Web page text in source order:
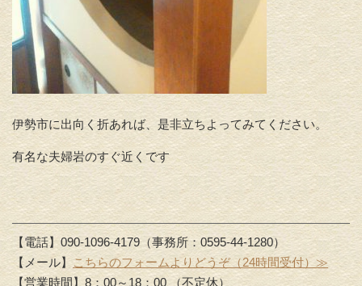
伊勢市に出向く折あれば、是非立ちよってみてください。
有名な夫婦岩のすぐ近くです
【電話】090-1096-4179（事務所：0595-44-1280）
【メール】 こちらのフォームよりどうぞ（24時間受付）≫
【営業時間】8：00～18：00 （不定休）